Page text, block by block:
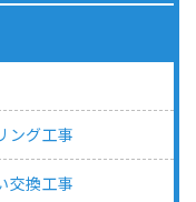
ング工事
交換工事